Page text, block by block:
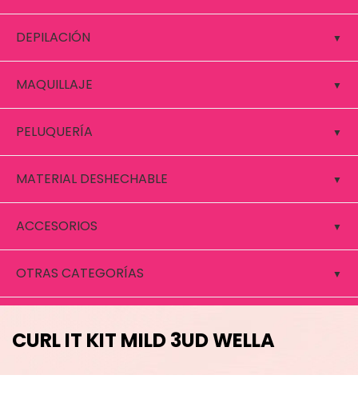
DEPILACIÓN
MAQUILLAJE
PELUQUERÍA
MATERIAL DESHECHABLE
ACCESORIOS
OTRAS CATEGORÍAS
CURL IT KIT MILD 3UD WELLA